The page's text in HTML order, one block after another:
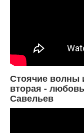
Стоячие волны
вторая -
Савельев